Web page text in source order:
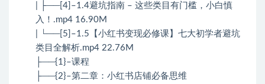
| ├──[4]–1.4避坑指南 – 这些类目有门槛，小白慎
入！.mp4 16.90M
| └──[5]–1.5【小红书变现必修课】七大初学者避坑
类目全解析.mp4 22.76M
├──{1}–课程
├──{2}–第二章：小红书店铺必备思维